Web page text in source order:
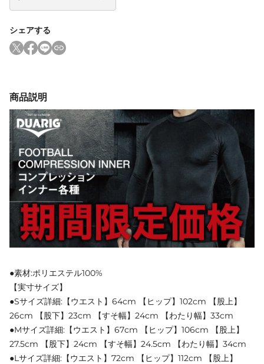
シェアする
商品説明
●素材:ポリエステル100%
【実寸サイズ】
●Sサイズ詳細:【ウエスト】64cm 【ヒップ】102cm 【股上】
26cm 【股下】23cm 【すそ幅】24cm 【わたり幅】33cm
●Mサイズ詳細:【ウエスト】67cm 【ヒップ】106cm 【股上】
27.5cm 【股下】24cm 【すそ幅】24.5cm 【わたり幅】34cm
●Lサイズ詳細:【ウエスト】72cm 【ヒップ】112cm 【股上】